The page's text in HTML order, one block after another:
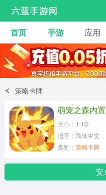
安卓手游
热门手游
动作射击
冒险解谜
体育竞技
首页 手游 应用
策略卡牌
大小：1.1G
语言：简体中文
类别： 策略卡牌
安